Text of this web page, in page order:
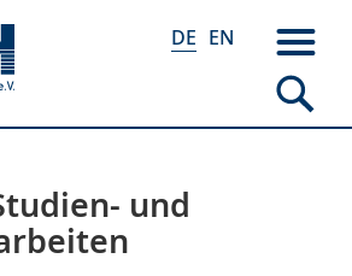
DE EN
und